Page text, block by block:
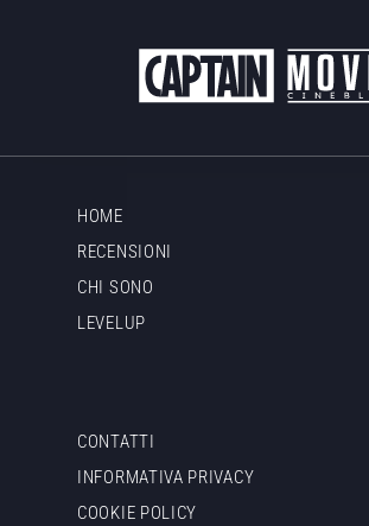
HOME
RECENSIONI
CHI SONO
LEVELUP
CONTATTI
INFORMATIVA PRIVACY
COOKIE POLICY